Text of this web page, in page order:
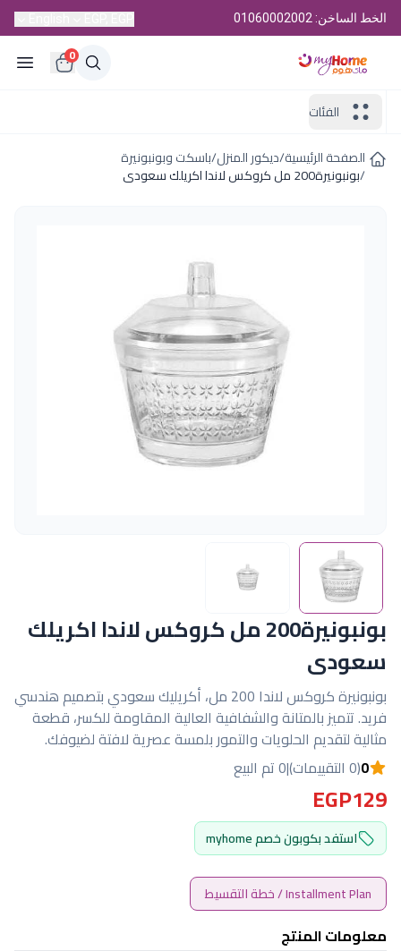
الخط الساخن: 01060002002
0
الفئات
الصفحة الرئيسية/ديكور المنزل/باسكت وبونبونيرة
/بونبونيرة200 مل كروكس لاندا اكريلك سعودى
بونبونيرة200 مل كروكس لاندا اكريلك
سعودى
بونبونيرة كروكس لاندا 200 مل، أكريليك سعودي بتصميم هندسي
فريد. تتميز بالمتانة والشفافية العالية المقاومة للكسر، قطعة
مثالية لتقديم الحلويات والتمور بلمسة عصرية لافتة لضيوفك.
0(0 التقييمات) |0 تم البيع
EGP129
استفد بكوبون خصم myhome
Installment Plan / خطة التقسيط
معلومات المنتج